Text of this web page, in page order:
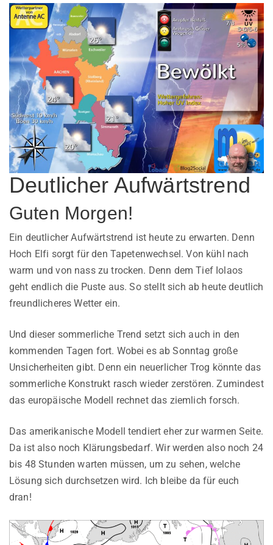
Deutlicher Aufwärtstrend
Guten Morgen!
Ein deutlicher Aufwärtstrend ist heute zu erwarten. Denn
Hoch Elfi sorgt für den Tapetenwechsel. Von kühl nach
warm und von nass zu trocken. Denn dem Tief Iolaos
geht endlich die Puste aus. So stellt sich ab heute deutlich
freundlicheres Wetter ein.
Und dieser sommerliche Trend setzt sich auch in den
kommenden Tagen fort. Wobei es ab Sonntag große
Unsicherheiten gibt. Denn ein neuerlicher Trog könnte das
sommerliche Konstrukt rasch wieder zerstören. Zumindest
das europäische Modell rechnet das ziemlich forsch.
Das amerikanische Modell tendiert eher zur warmen Seite.
Da ist also noch Klärungsbedarf. Wir werden also noch 24
bis 48 Stunden warten müssen, um zu sehen, welche
Lösung sich durchsetzen wird. Ich bleibe da für euch
dran!